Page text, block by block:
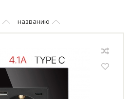
названию